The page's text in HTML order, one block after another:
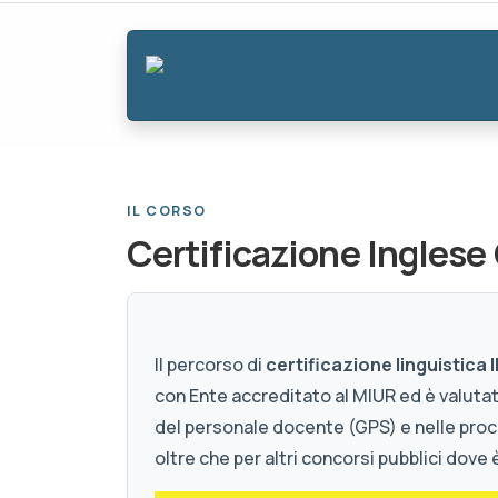
IL CORSO
Certificazione Inglese
Il percorso di certificazione linguistica
con Ente accreditato al MIUR ed è
del personale docente (GPS) e nelle
oltre che per altri concorsi pubblici dove